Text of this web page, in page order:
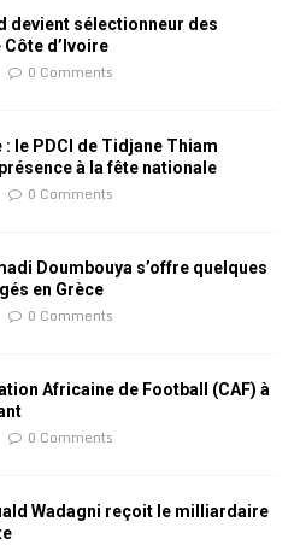
devient sélectionneur des
Côte d’Ivoire
0 Comments
: le PDCI de Tidjane Thiam
à la fête nationale
0 Comments
Doumbouya s’offre quelques
en Grèce
0 Comments
Africaine de Football (CAF) à
0 Comments
Wadagni reçoit le milliardaire